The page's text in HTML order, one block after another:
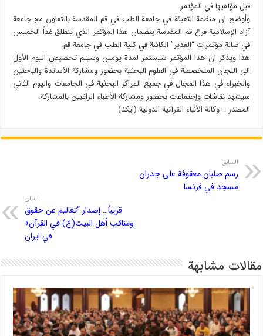
قبل مؤلفيها في المؤتمر.
وأوضح ان منظمة التعبئة في جامعة الطب في قم المقدسة بالتعاون مع جامعة
آزاد الإسلامية فرع قم المقدسة ينضمان هذا المؤتمر الذي ينطلق غداً الخميس
في صالة مؤتمرات “الغدير” الكائنة في كلية الطب في جامعة قم.
هذا ويذكر ان هذا المؤتمر سيستمر لمدة يومين وسيتم تخصيص اليوم الأول
الى اللجان المتخصصة في العلوم البحثية بحضور ومشاركة الأساتذة والباحثين
والخبراء في هذا المجال في جميع المراكز البحثية في الجامعات واليوم الثاني
سيشهد نقاشات وإجتماعات بحضور ومشاركة الأطباء الراغبين بالمشاركة.
المصدر : وكالة الأنباء القرآنية الدولية (ايكنا)
السابق
رسم صلبان معقوفة على جدران
مسجد في فرنسا
التالي
قريباً… إصدار “تعاليم عن حقوق
ومناقب أهل البيت(ع) في القرآن»
في ايران
مقالات مشابهة